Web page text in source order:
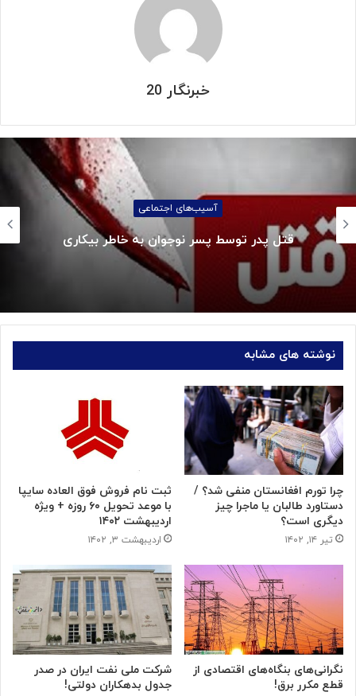
خبرنگار 20
آسیب‌های اجتماعی
قتل پدر توسط پسر نوجوان به خاطر بیکاری
نوشته های مشابه
چرا تورم افغانستان منفی شد؟ /
دستاورد طالبان یا ماجرا چیز
دیگری است؟
تیر ۱۴, ۱۴۰۲
ثبت نام فروش فوق العاده سایپا
با موعد تحویل ۶۰ روزه + ویژه
اردیبهشت ۱۴۰۲
اردیبهشت ۳, ۱۴۰۲
نگرانی‌های بنگاه‌های اقتصادی از
قطع مکرر برق!
شرکت ملی نفت ایران در صدر
جدول بدهکاران دولتی!